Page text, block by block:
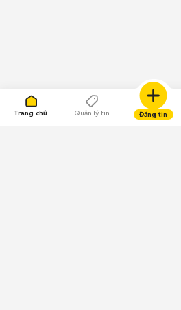
Trang chủ Quản lý tin Đăng tin